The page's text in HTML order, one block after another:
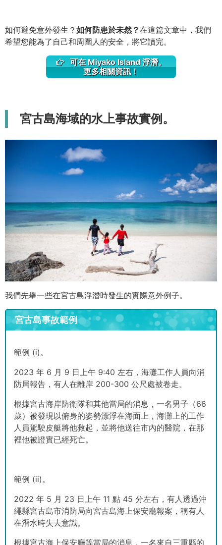
如何避免意外發生？ 如何防患於未然？在這篇文章中，我們
希望您能為了自己和周圍人的安全，將它讀完。
可在 Miyako Island 浮潛。
更多相關資訊！
宮古島海域的水上事故實例。
我們先舉一些在宮古島浮潛時發生的實際意外例子。
宮古島事故範例
範例 (i)。
2023 年 6 月 9 日上午 9:40 左右，海灘工作人員向消
防局報告，有人在離岸 200-300 公尺處被卷走。
根據宮古海岸防衛隊和其他當局的消息，一名男子（66
歲）被發現以俯身的姿勢漂浮在海面上，海灘上的工作
人員駕駛皮艇將他救起，並將他送往市內的醫院，在那
裡他被證實已經死亡。
範例 (ii)。
2022 年 5 月 23 日上午 11 點 45 分左右，有人透過沖
繩縣宮古島市消防局向宮古島海上保安廳報案，稱有人
在潛水時失去意識。
根據宮古海上保安廳等當局的消息，一名來自三重縣的